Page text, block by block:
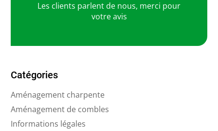
Les clients parlent de nous, merci pour
votre avis
Catégories
Aménagement charpente
Aménagement de combles
Informations légales